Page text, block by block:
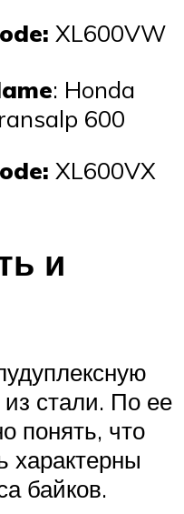
XL600VW
: Honda
600
XL600VX
и
стали. По ее
понять, что
характерны
байков.